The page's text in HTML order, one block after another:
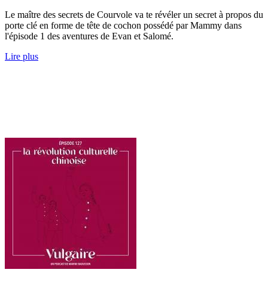
Le maître des secrets de Courvole va te révéler un secret à propos du
porte clé en forme de tête de cochon possédé par Mammy dans
l'épisode 1 des aventures de Evan et Salomé.
Lire plus